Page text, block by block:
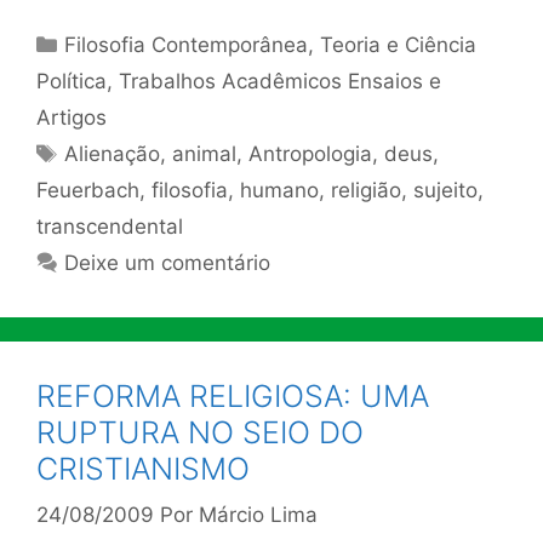
Categorias
Filosofia Contemporânea,Teoria e Ciência
Política, Trabalhos Acadêmicos Ensaios e
Artigos
Tags
Alienação, animal, Antropologia, deus,
Feuerbach, filosofia, humano, religião, sujeito,
transcendental
Deixe um comentário
REFORMA RELIGIOSA: UMA
RUPTURA NO SEIO DO
CRISTIANISMO
24/08/2009 Por Márcio Lima